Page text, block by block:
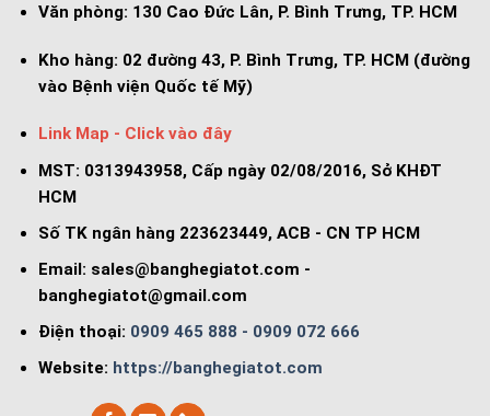
Văn phòng: 130 Cao Đức Lân, P. Bình Trưng, TP. HCM
Kho hàng: 02 đường 43, P. Bình Trưng, TP. HCM (đường
vào Bệnh viện Quốc tế Mỹ)
Link Map - Click vào đây
MST: 0313943958, Cấp ngày 02/08/2016, Sở KHĐT
HCM
Số TK ngân hàng 223623449, ACB - CN TP HCM
Email: sales@banghegiatot.com -
banghegiatot@gmail.com
Điện thoại: 0909 465 888 - 0909 072 666
Website: https://banghegiatot.com